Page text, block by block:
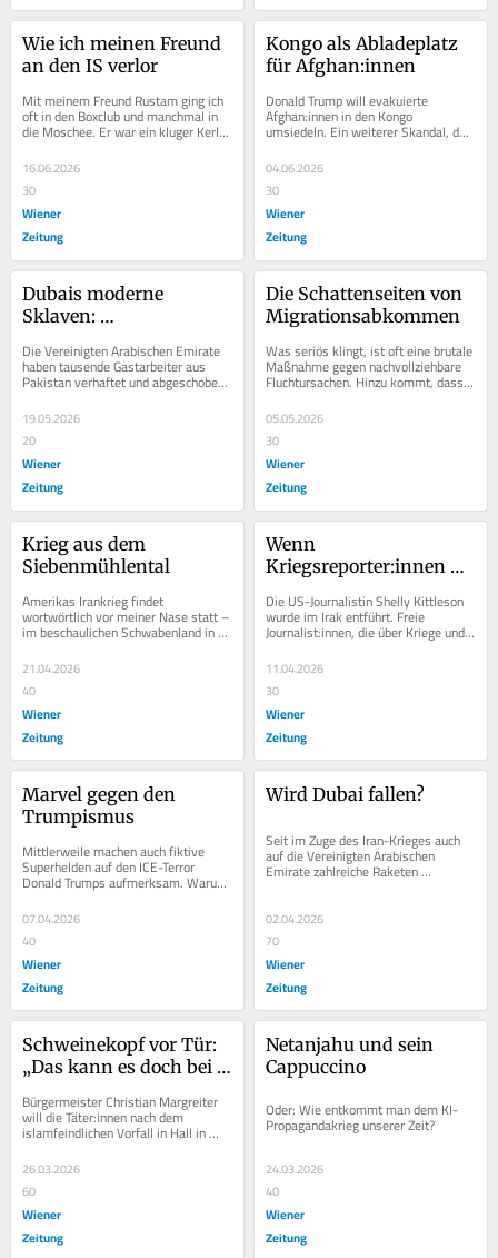
Wie ich meinen Freund
an den IS verlor
Mit meinem Freund Rustam ging ich
oft in den Boxclub und manchmal in
die Moschee. Er war ein kluger Kerl
mit aussichtsreicher Zukunft. Doch
dann...
16.06.2026
30
Wiener
Zeitung
Kongo als Abladeplatz
für Afghan:innen
Donald Trump will evakuierte
Afghan:innen in den Kongo
umsiedeln. Ein weiterer Skandal, der
wahrscheinlich nur einer von vielen
Tiefpunkten sein wird.
04.06.2026
30
Wiener
Zeitung
Dubais moderne
Sklaven:
in den Emiraten
Die Vereinigten Arabischen Emirate
haben tausende Gastarbeiter aus
Pakistan verhaftet und abgeschoben.
Dies hat nicht nur mit dem Iran-Krieg
zu tun,...
19.05.2026
20
Wiener
Zeitung
Die Schattenseiten von
Migrationsabkommen
Was seriös klingt, ist oft eine brutale
Maßnahme gegen nachvollziehbare
Fluchtursachen. Hinzu kommt, dass
müssen,...
05.05.2026
30
Wiener
Zeitung
Krieg aus dem
Siebenmühlental
Amerikas Irankrieg findet
wortwörtlich vor meiner Nase statt –
im beschaulichen Schwabenland in
21.04.2026
40
Wiener
Zeitung
Wenn
Kriegsreporter:innen
sind
Die US-Journalistin Shelly Kittleson
wurde im Irak entführt. Freie
Journalist:innen, die über Kriege und
Konflikte berichten, sind ständigen...
11.04.2026
30
Wiener
Zeitung
Marvel gegen den
Trumpismus
Mittlerweile machen auch fiktive
Superhelden auf den ICE-Terror
Donald Trumps aufmerksam. Warum
man das begrüßen sollte.
07.04.2026
40
Wiener
Zeitung
Wird Dubai fallen?
Seit im Zuge des Iran-Krieges auch
auf die Vereinigten Arabischen
Emirate zahlreiche Raketen
02.04.2026
70
Wiener
Zeitung
Schweinekopf vor Tür:
„Das kann es doch bei
Bürgermeister Christian Margreiter
will die Täter:innen nach dem
islamfeindlichen Vorfall in Hall in
eine...
26.03.2026
60
Wiener
Zeitung
Netanjahu und sein
Cappuccino
Oder: Wie entkommt man dem KI-
Propagandakrieg unserer Zeit?
24.03.2026
40
Wiener
Zeitung